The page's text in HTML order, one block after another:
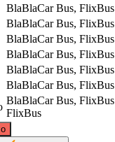
BlaBlaCar Bus, FlixBus
BlaBlaCar Bus, FlixBus
BlaBlaCar Bus, FlixBus
BlaBlaCar Bus, FlixBus
BlaBlaCar Bus, FlixBus
BlaBlaCar Bus, FlixBus
BlaBlaCar Bus, FlixBus
FlixBus